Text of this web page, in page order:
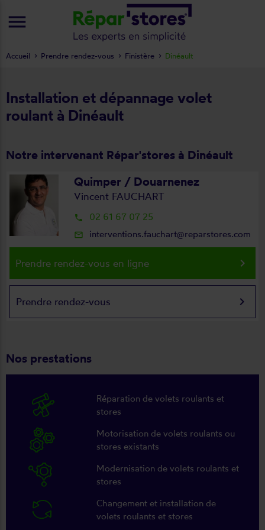
Installation et dépannage volet
roulant à Dinéault
Notre intervenant Répar'stores à Dinéault
Quimper / Douarnenez
Vincent FAUCHART
local_phone 02 61 67 07 25
mail_outline interventions.fauchart@reparstores.com
Prendre rendez-vous en ligne keyboard_arrow_right
Prendre rendez-vous keyboard_arrow_right
Nos prestations
Réparation de volets roulants et
stores
Motorisation de volets roulants ou
stores existants
Modernisation de volets roulants et
stores
Changement et installation de
volets roulants et stores
Accueil Prendre rendez-vous Finistère Dinéault
menu